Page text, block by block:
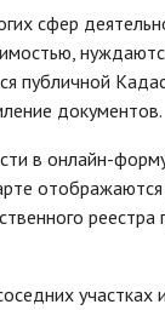
сфер
публичной
документов.
в онлайн-
участках